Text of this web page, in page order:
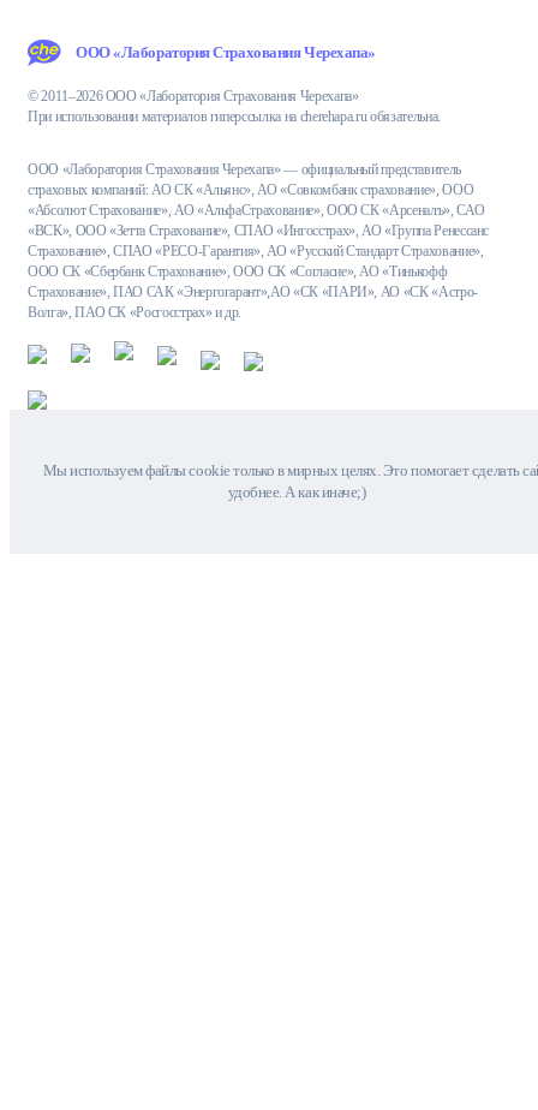
ООО «Лаборатория Страхования Черехапа»
© 2011–2026 ООО «Лаборатория Страхования Черехапа»
При использовании материалов гиперссылка на cherehapa.ru обязательна.
ООО «Лаборатория Страхования Черехапа» — официальный представитель
страховых компаний: АО СК «Альянс», АО «Совкомбанк страхование», ООО
«Абсолют Страхование», АО «АльфаСтрахование», ООО СК «Арсеналъ», САО
«ВСК», ООО «Зетта Страхование», СПАО «Ингосстрах», АО «Группа Ренессанс
Страхование», СПАО «РЕСО-Гарантия», АО «Русский Стандарт Страхование»,
ООО СК «Сбербанк Страхование», ООО СК «Согласие», АО «Тинькофф
Страхование», ПАО САК «Энергогарант»,АО «СК «ПАРИ», АО «СК «Астро-
Волга», ПАО СК «Росгосстрах» и др.
Мы используем файлы cookie только в мирных целях. Это помогает сделать
удобнее. А как иначе;)